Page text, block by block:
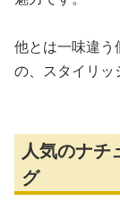
他とは一味違
の、スタイリッ
人気のナチ
グ